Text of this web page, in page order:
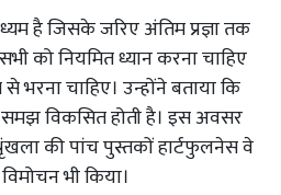
है जिसके जरिए अंतिम प्रज्ञा तक
को नियमित ध्यान करना चाहिए
भरना चाहिए। उन्होंने बताया कि
विकसित होती है। इस अवसर
की पांच पुस्तकों हार्टफुलनेस वे
भी किया।